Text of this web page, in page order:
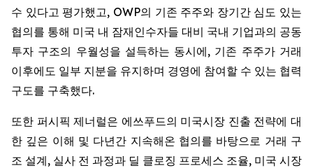
수 있다고 평가했고, OWP의 기존 주주와 장기간 심도 있는
협의를 통해 미국 내 잠재인수자들 대비 국내 기업과의 공동
투자 구조의 우월성을 설득하는 동시에, 기존 주주가 거래
이후에도 일부 지분을 유지하며 경영에 참여할 수 있는 협력
구도를 구축했다.
또한 퍼시픽 제너럴은 에쓰푸드의 미국시장 진출 전략에 대
한 깊은 이해 및 다년간 지속해온 협의를 바탕으로 거래 구
조 설계, 실사 전 과정과 딜 클로징 프로세스 조율, 미국 시장